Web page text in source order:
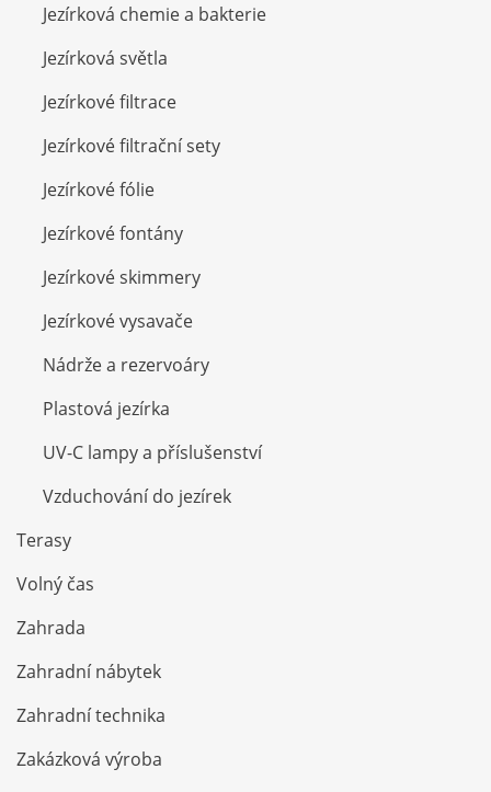
Jezírková chemie a bakterie
Jezírková světla
Jezírkové filtrace
Jezírkové filtrační sety
Jezírkové fólie
Jezírkové fontány
Jezírkové skimmery
Jezírkové vysavače
Nádrže a rezervoáry
Plastová jezírka
UV-C lampy a příslušenství
Vzduchování do jezírek
Terasy
Volný čas
Zahrada
Zahradní nábytek
Zahradní technika
Zakázková výroba